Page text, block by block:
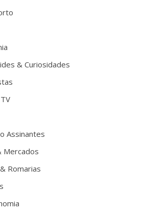
& Curiosidades
Assinantes
Mercados
Romarias